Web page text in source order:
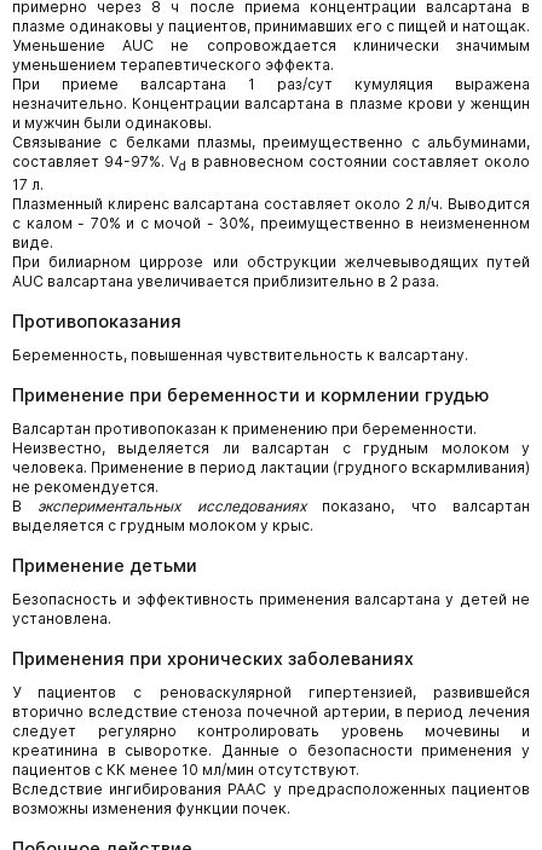
примерно через 8 ч после приема концентрации валсартана в
плазме одинаковы у пациентов, принимавших его с пищей и натощак.
Уменьшение AUC не сопровождается клинически значимым
уменьшением терапевтического эффекта.
При приеме валсартана 1 раз/сут кумуляция выражена
незначительно. Концентрации валсартана в плазме крови у женщин
и мужчин были одинаковы.
Связывание с белками плазмы, преимущественно с альбуминами,
составляет 94-97%. Vd в равновесном состоянии составляет около
17 л.
Плазменный клиренс валсартана составляет около 2 л/ч. Выводится
с калом - 70% и с мочой - 30%, преимущественно в неизмененном
виде.
При билиарном циррозе или обструкции желчевыводящих путей
AUC валсартана увеличивается приблизительно в 2 раза.
Противопоказания
Беременность, повышенная чувствительность к валсартану.
Применение при беременности и кормлении грудью
Валсартан противопоказан к применению при беременности.
Неизвестно, выделяется ли валсартан с грудным молоком у
человека. Применение в период лактации (грудного вскармливания)
не рекомендуется.
В экспериментальных исследованияхпоказано, что валсартан
выделяется с грудным молоком у крыс.
Применение детьми
Безопасность и эффективность применения валсартана у детей не
установлена.
Применения при хронических заболеваниях
У пациентов с реноваскулярной гипертензией, развившейся
вторично вследствие стеноза почечной артерии, в период лечения
следует регулярно контролировать уровень мочевины и
креатинина в сыворотке. Данные о безопасности применения у
пациентов с КК менее 10 мл/мин отсутствуют.
Вследствие ингибирования РААС у предрасположенных пациентов
возможны изменения функции почек.